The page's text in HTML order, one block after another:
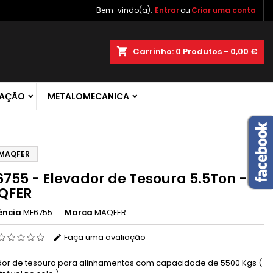
Bem-vindo(a), Entrarou Criar uma conta
shopping_cart Carrinho: 0 Produtos - 0,00 €
METALOMECANICA
- Elevador de Tesoura 5.5Ton -
MF6755 Marca MAQFER
Faça uma avaliação
de tesoura para alinhamentos com capacidade de 5500 Kgs (